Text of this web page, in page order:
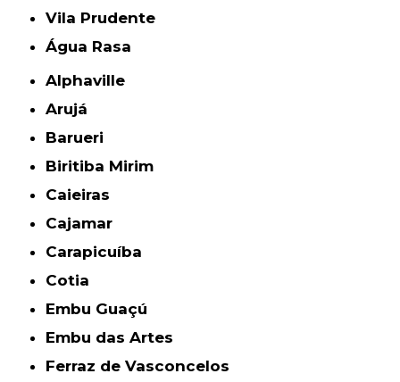
Vila Prudente
Água Rasa
Alphaville
Arujá
Barueri
Biritiba Mirim
Caieiras
Cajamar
Carapicuíba
Cotia
Embu Guaçú
Embu das Artes
Ferraz de Vasconcelos